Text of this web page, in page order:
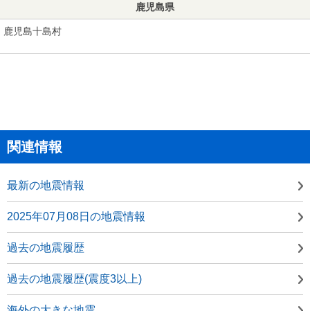
鹿児島県
鹿児島十島村
関連情報
最新の地震情報
2025年07月08日の地震情報
過去の地震履歴
過去の地震履歴(震度3以上)